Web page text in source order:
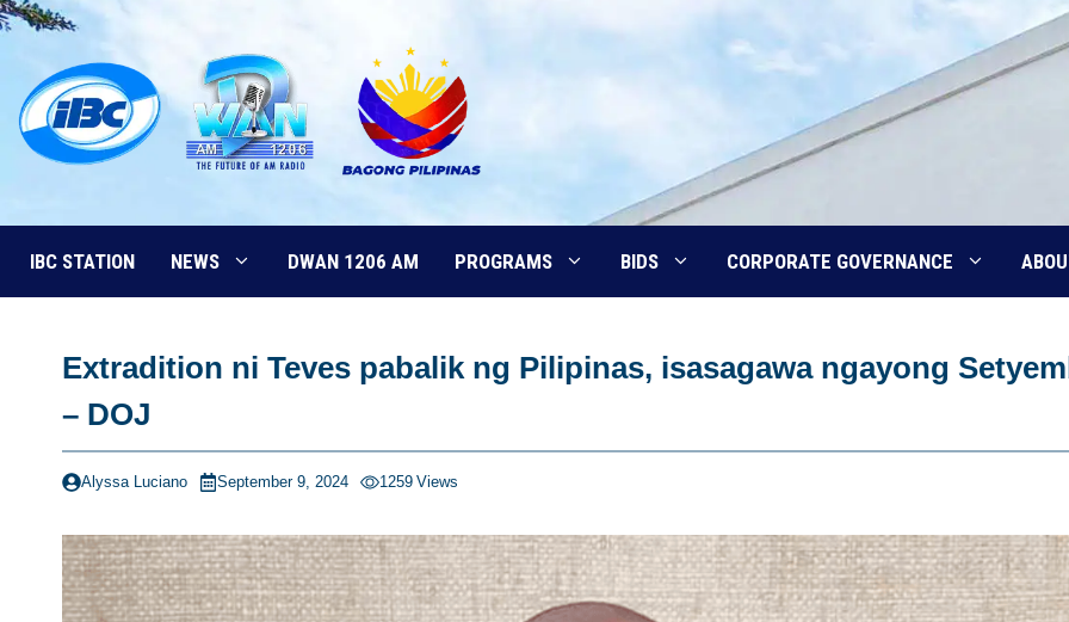
Skip
content
IBC STATION NEWS DWAN 1206 AM PROGRAMS BIDS CORPORATE GOVERNANCE
Extradition ni Teves pabalik ng Pilipinas, isasagawa ngayong
– DOJ
Alyssa Luciano September 9, 2024 1259 Views